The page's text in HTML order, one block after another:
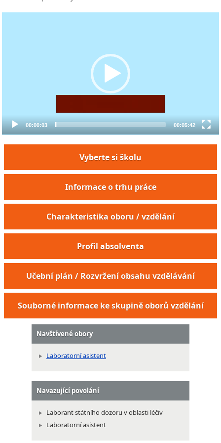
00:00:03 00:05:42
Vyberte si školu
Informace o trhu práce
Charakteristika oboru / vzdělání
Profil absolventa
Učební plán / Rozvržení obsahu vzdělávání
Souborné informace ke skupině oborů vzdělání
Navštívené obory
Laboratorní asistent
Navazující povolání
Laborant státního dozoru v oblasti léčiv
Laboratorní asistent